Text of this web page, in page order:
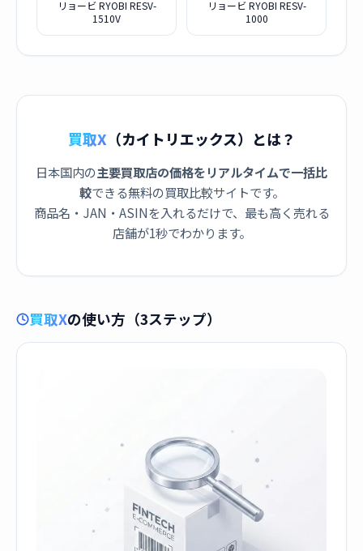
リョービ RYOBI RESV-
1510V
リョービ RYOBI RESV-
1000
買取X （カイトリエックス）とは？
日本国内の主要買取店の価格をリアルタイムで一括比
較できる無料の買取比較サイトです。
商品名・JAN・ASINを入れるだけで、最も高く売れる
店舗が1秒でわかります。
買取Xの使い方（3ステップ）